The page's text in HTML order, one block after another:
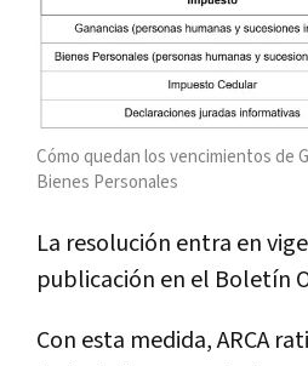
Cómo quedan los vencimientos de
Bienes Personales
La resolución entra en
publicación en el Boletín
Con esta medida, ARCA